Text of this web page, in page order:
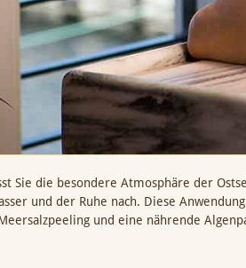
Sie die besondere Atmosphäre der
und der Ruhe nach. Diese
und eine nährende